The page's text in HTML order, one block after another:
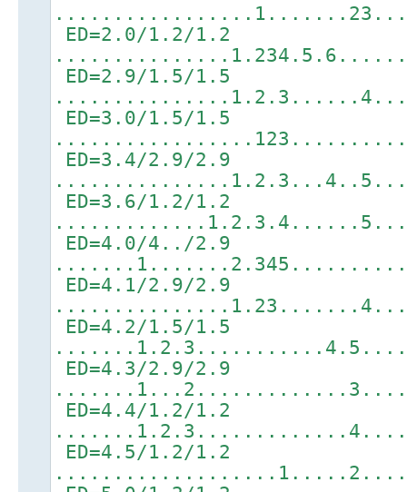
ED=2.0/1.2/1.2
ED=2.9/1.5/1.5
ED=3.0/1.5/1.5
ED=3.4/2.9/2.9
ED=3.6/1.2/1.2
ED=4.0/4../2.9
ED=4.1/2.9/2.9
ED=4.2/1.5/1.5
ED=4.3/2.9/2.9
ED=4.4/1.2/1.2
ED=4.5/1.2/1.2